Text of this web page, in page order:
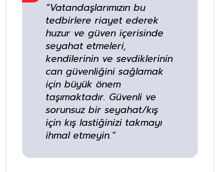
“Vatandaşlarımızın bu
tedbirlere riayet ederek
huzur ve güven içerisinde
seyahat etmeleri,
kendilerinin ve sevdiklerinin
can güvenliğini sağlamak
için büyük önem
taşımaktadır. Güvenli ve
sorunsuz bir seyahat/kış
için kış lastiğinizi takmayı
ihmal etmeyin.”